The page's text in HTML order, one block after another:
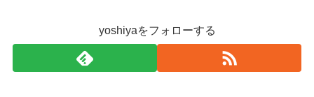
yoshiyaをフォローする